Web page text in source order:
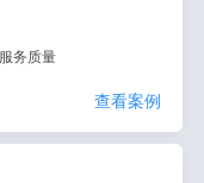
务质量
查看案例